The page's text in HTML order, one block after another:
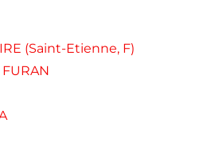
(Saint-Etienne, F)
FURAN